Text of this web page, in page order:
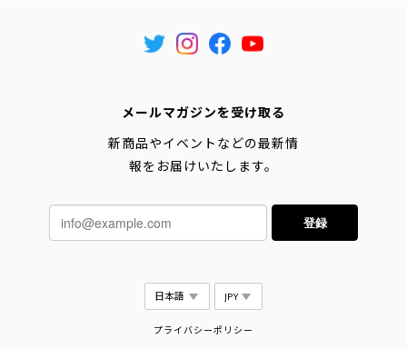
メールマガジンを受け取る
新商品やイベントなどの最新情
報をお届けいたします。
登録
プライバシーポリシー